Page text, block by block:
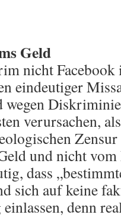
Geld
nicht
eindeutiger
wegen
verursachen,
und nicht
dass
sich auf keine
denn